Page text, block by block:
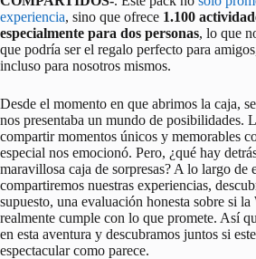
experiencia, sino que ofrece 1.100
especialmente para dos personas, lo que
que podría ser el regalo perfecto para
incluso para nosotros mismos.
Desde el momento en que abrimos la caja,
nos presentaba un mundo de posibilidades.
compartir momentos únicos y memorables
especial nos emocionó. Pero, ¿qué hay
maravillosa caja de sorpresas? A lo largo de
compartiremos nuestras experiencias,
supuesto, una evaluación honesta sobre si
realmente cumple con lo que promete. Así
en esta aventura y descubramos juntos si
espectacular como parece.